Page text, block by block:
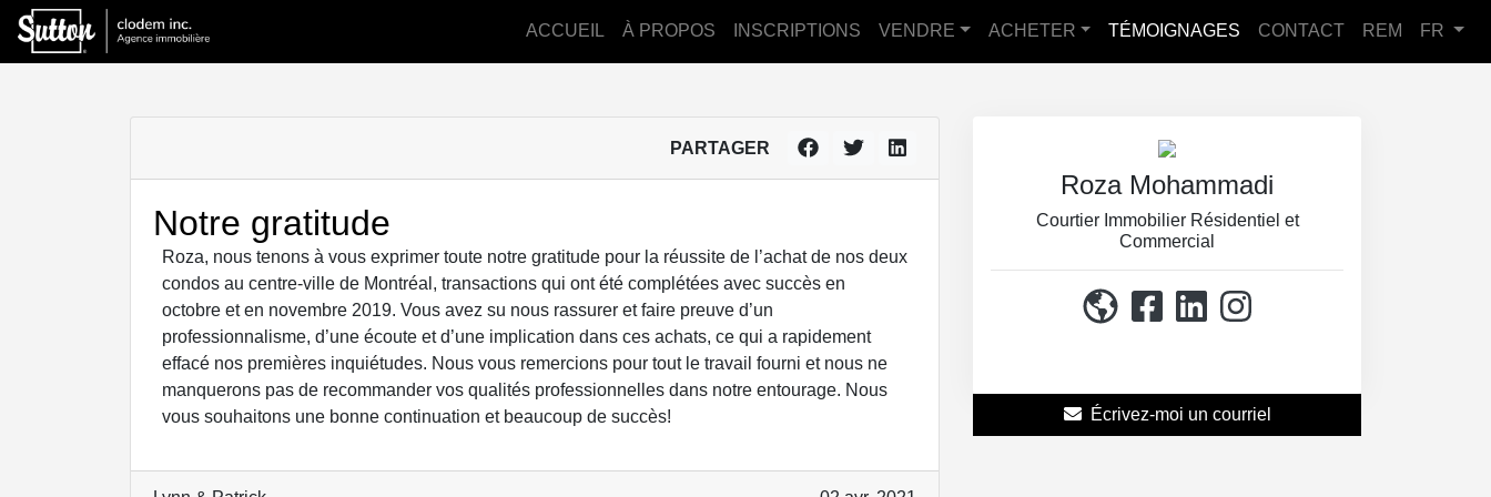
ACCUEIL À PROPOS INSCRIPTIONS VENDRE ACHETER TÉMOIGNAGES CONTACT REM FR
PARTAGER
Notre gratitude
Roza, nous tenons à vous exprimer toute notre gratitude pour la réussite de l’achat de nos deux
condos au centre-ville de Montréal, transactions qui ont été complétées avec succès en
octobre et en novembre 2019. Vous avez su nous rassurer et faire preuve d’un
professionnalisme, d’une écoute et d’une implication dans ces achats, ce qui a rapidement
effacé nos premières inquiétudes. Nous vous remercions pour tout le travail fourni et nous ne
manquerons pas de recommander vos qualités professionnelles dans notre entourage. Nous
vous souhaitons une bonne continuation et beaucoup de succès!
Roza Mohammadi
Courtier Immobilier Résidentiel et
Commercial
Écrivez-moi un courriel